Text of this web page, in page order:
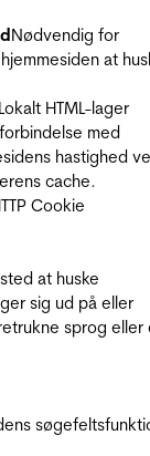
Nødvendig for
at
HTML-lager
med
hastighed
cache.
Cookie
at huske
sig ud på eller
sprog eller